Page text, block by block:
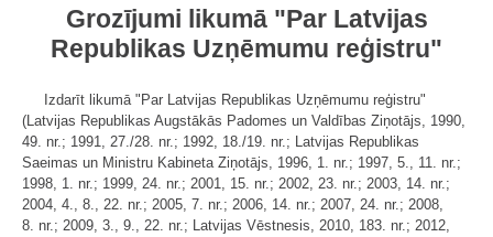
Grozījumi likumā "Par Latvijas
Republikas Uzņēmumu reģistru"
Izdarīt likumā "Par Latvijas Republikas Uzņēmumu reģistru"
(Latvijas Republikas Augstākās Padomes un Valdības Ziņotājs, 1990,
49. nr.; 1991, 27./28. nr.; 1992, 18./19. nr.; Latvijas Republikas
Saeimas un Ministru Kabineta Ziņotājs, 1996, 1. nr.; 1997, 5., 11. nr.;
1998, 1. nr.; 1999, 24. nr.; 2001, 15. nr.; 2002, 23. nr.; 2003, 14. nr.;
2004, 4., 8., 22. nr.; 2005, 7. nr.; 2006, 14. nr.; 2007, 24. nr.; 2008,
8. nr.; 2009, 3., 9., 22. nr.; Latvijas Vēstnesis, 2010, 183. nr.; 2012,